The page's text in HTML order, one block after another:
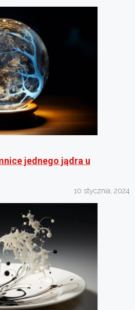
jednego jądra u
10 stycznia, 2024